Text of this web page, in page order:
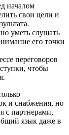
началом
свои цели и
уметь слушать
его точки
переговоров
чтобы
и снабжения, но
с партнерами,
язык даже в